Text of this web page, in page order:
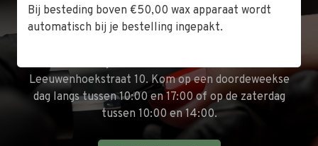
BEZOEK DE WINKEL!
Leeuwenhoekstraat 10. Kom op een doordeweekse
dag langs tussen 10:00 en 17:00 of op de zaterdag
tussen 10:00 en 14:00.
Bij besteding boven €50,00 wax apparaat wordt
automatisch bij je bestelling ingepakt.